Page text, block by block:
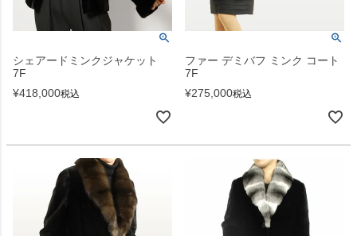
シェアードミンクジャケット
7F
¥418,000税込
ファー デミバフ ミンク コート
7F
¥275,000税込